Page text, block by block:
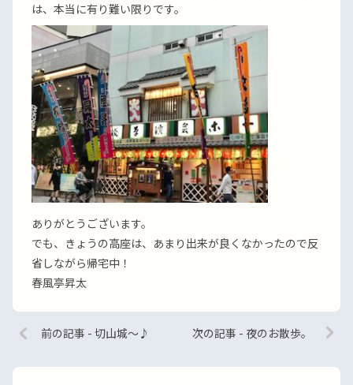
は、本当に有り難い限りです。
ありがとうございます。
でも、きょうの高座は、あまり出来が良くなかったので反
省しながら帰宅中！
春風亭昇太
前の記事 - 切山城〜♪ 次の記事 - 夜のお散歩。